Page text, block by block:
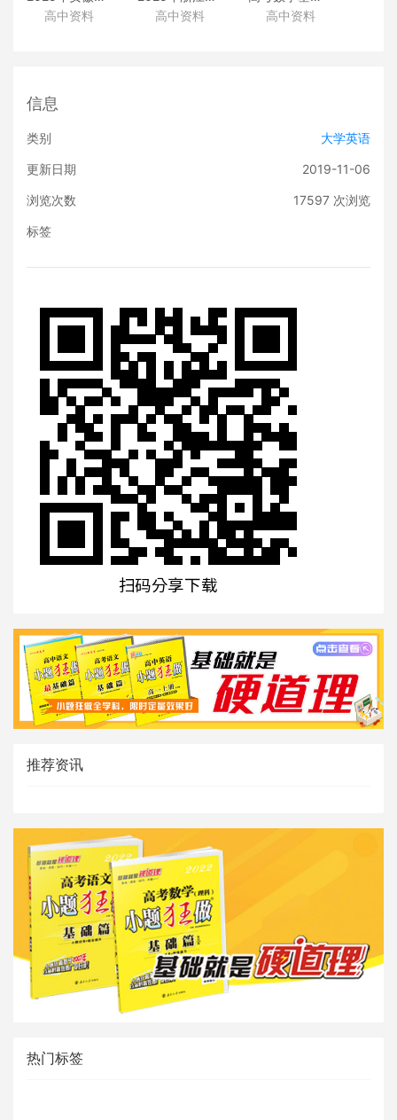
（化学）
高中资料
（化学）
高中资料
（类题拓展和变式练透）
高中资料
信息
类别 大学英语
更新日期 2019-11-06
浏览次数 17597次浏览
标签
推荐资讯
热门标签